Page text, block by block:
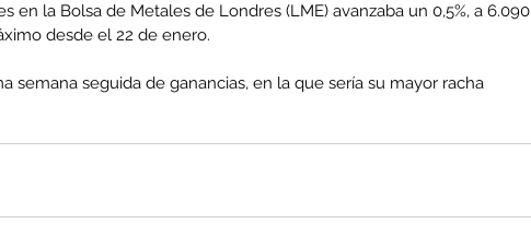
en la Bolsa de Metales de Londres (LME) avanzaba un 0,5%, a 6.090
desde el 22 de enero.
semana seguida de ganancias, en la que sería su mayor racha